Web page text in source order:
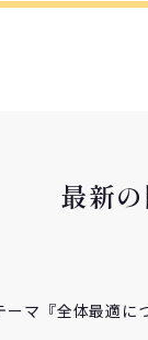
最新
マ『全体最適に